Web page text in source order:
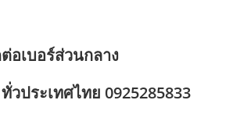
อเบอร์ส่วนกลาง
ประเทศไทย 0925285833